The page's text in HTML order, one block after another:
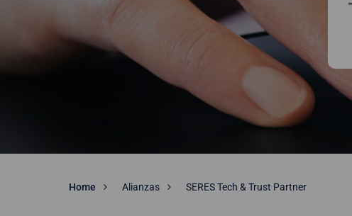
Home Alianzas SERES Tech & Trust Partner